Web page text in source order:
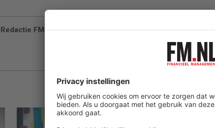
Redactie FM